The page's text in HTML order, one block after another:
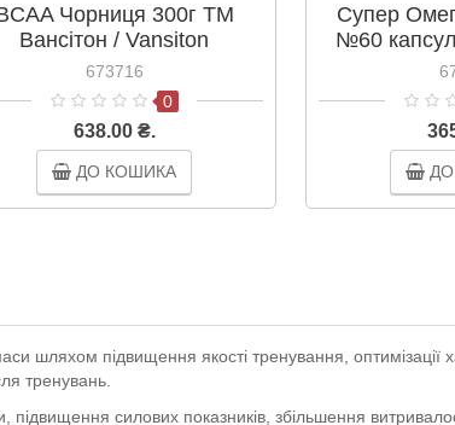
Чорниця 300г ТМ
Вансітон / Vansiton
673716
0
638.00 ₴.
ДО КОШИКА
Супер
№60
шляхом підвищення якості тренування, оптимізації
тренувань.
силових показників, збільшення